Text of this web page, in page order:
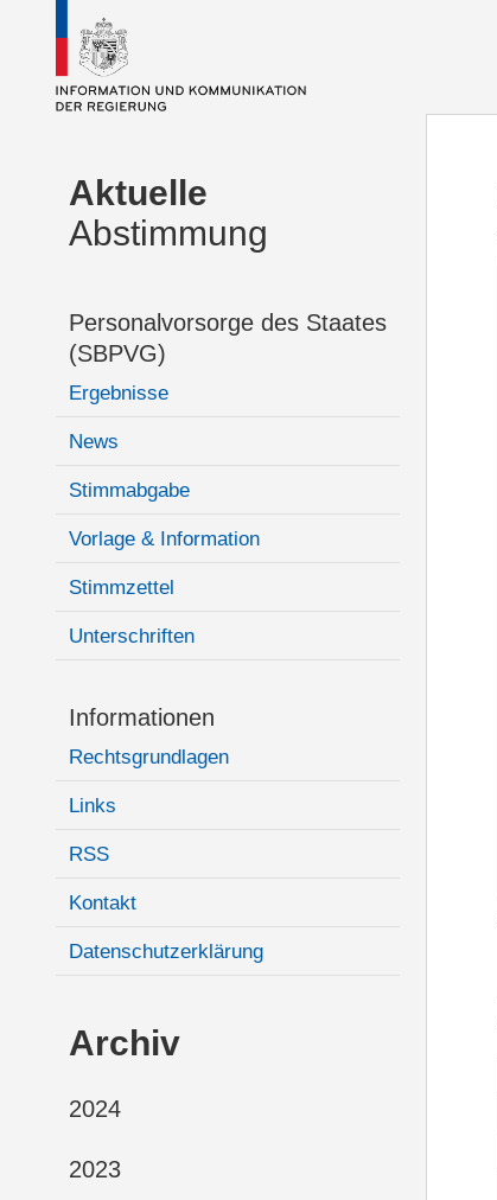
Aktuelle
Abstimmung
Personalvorsorge des Staates
(SBPVG)
Ergebnisse
News
Stimmabgabe
Vorlage & Information
Stimmzettel
Unterschriften
Informationen
Rechtsgrundlagen
Links
RSS
Kontakt
Datenschutzerklärung
Archiv
2024
2023